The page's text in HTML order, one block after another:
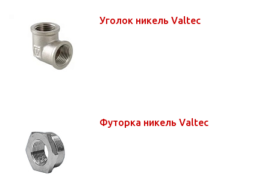
Уголок никель Valtec
Футорка никель Valtec